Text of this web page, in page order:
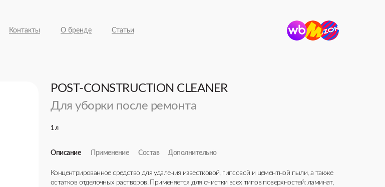
О бренде
Контакты Статьи
Дополнительно
Состав
Применение
Описание
Концентрированное средство для удаления известковой, гипсовой и цементной пыли, а также
остатков отделочных растворов. Применяется для очистки всех типов поверхностей: ламинат,
Средство развести водой из расчета 60 мл на 6 л воды. Вымыть поверхность. При сильной
запыленности процесс повторить.
Вода > 30%, АПАВ < 5 %, НПАВ < 5%, консервант < 5%.
Срок годности: 36 месяцев
Аромат: Без отдушки
1 л
Для уборки после ремонта
POST-CONSTRUCTION CLEANER